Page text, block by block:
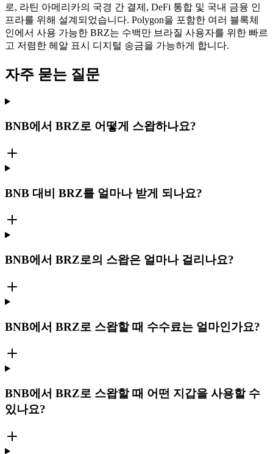
로, 라틴 아메리카의 국경 간 결제, DeFi 통합 및 국내 금융 인
프라를 위해 설계되었습니다. Polygon을 포함한 여러 블록체
인에서 사용 가능한 BRZ는 수백만 브라질 사용자를 위한 빠르
고 저렴한 헤알 표시 디지털 송금을 가능하게 합니다.
자주 묻는 질문
BNB에서 BRZ로 어떻게 스왑하나요?
BNB 대비 BRZ를 얼마나 받게 되나요?
BNB에서 BRZ로의 스왑은 얼마나 걸리나요?
BNB에서 BRZ로 스왑할 때 수수료는 얼마인가요?
BNB에서 BRZ로 스왑할 때 어떤 지갑을 사용할 수
있나요?